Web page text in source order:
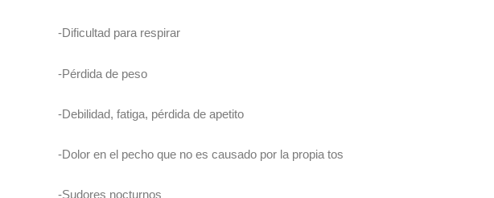
-Dificultad para respirar
-Pérdida de peso
-Debilidad, fatiga, pérdida de apetito
-Dolor en el pecho que no es causado por la propia tos
-Sudores nocturnos